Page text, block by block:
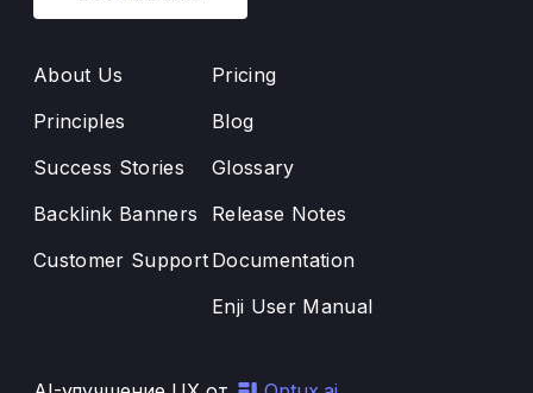
About Us
Principles
Success Stories
Backlink Banners
Customer Support
Pricing
Blog
Glossary
Release Notes
Documentation
Enji User Manual